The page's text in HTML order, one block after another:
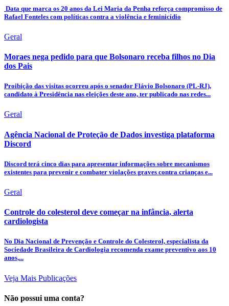
Data que marca os 20 anos da Lei Maria da Penha reforça compromisso de
Rafael Fonteles com políticas contra a violência e feminicídio
Geral
Moraes nega pedido para que Bolsonaro receba filhos no Dia
dos Pais
Proibição das visitas ocorreu após o senador Flávio Bolsonaro (PL-RJ),
candidato à Presidência nas eleições deste ano, ter publicado nas redes...
Geral
Agência Nacional de Proteção de Dados investiga plataforma
Discord
Discord terá cinco dias para apresentar informações sobre mecanismos
existentes para prevenir e combater violações graves contra crianças e...
Geral
Controle do colesterol deve começar na infância, alerta
cardiologista
No Dia Nacional de Prevenção e Controle do Colesterol, especialista da
Sociedade Brasileira de Cardiologia recomenda exame preventivo aos 10
anos,...
Veja Mais Publicações
Não possui uma conta?